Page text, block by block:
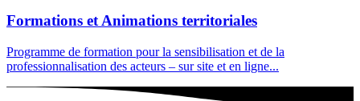
Formations et Animations territoriales
Programme de formation pour la sensibilisation et de la
professionnalisation des acteurs – sur site et en ligne...